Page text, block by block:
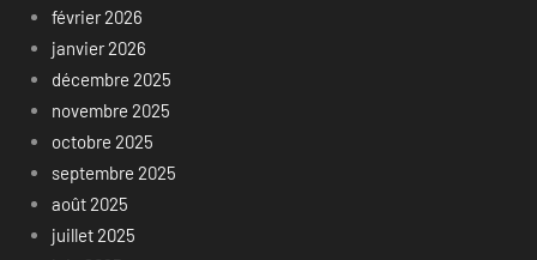
février 2026
janvier 2026
décembre 2025
novembre 2025
octobre 2025
septembre 2025
août 2025
juillet 2025